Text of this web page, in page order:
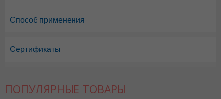
Способ применения
Сертификаты
ПОПУЛЯРНЫЕ ТОВАРЫ